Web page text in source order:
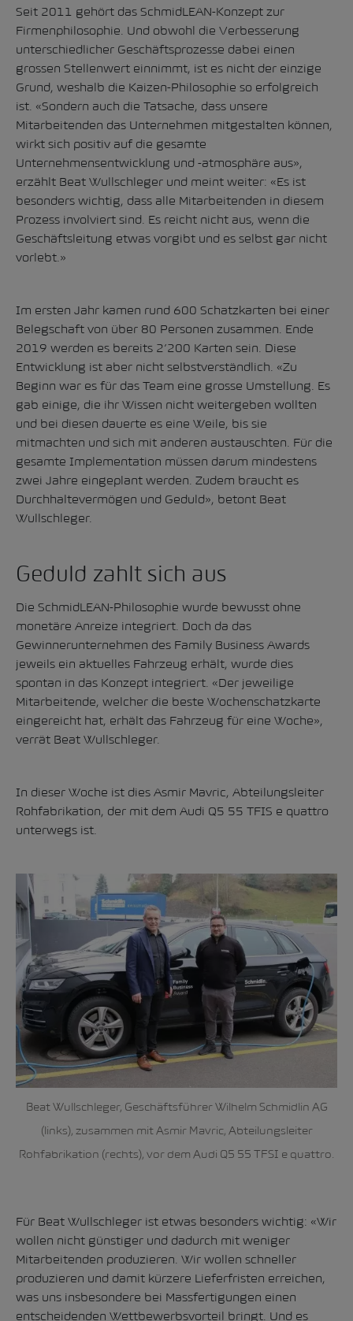
Seit 2011 gehört das SchmidLEAN-Konzept zur
Firmenphilosophie. Und obwohl die Verbesserung
unterschiedlicher Geschäftsprozesse dabei einen
grossen Stellenwert einnimmt, ist es nicht der einzige
Grund, weshalb die Kaizen-Philosophie so erfolgreich
ist. «Sondern auch die Tatsache, dass unsere
Mitarbeitenden das Unternehmen mitgestalten können,
wirkt sich positiv auf die gesamte
Unternehmensentwicklung und -atmosphäre aus»,
erzählt Beat Wullschleger und meint weiter: «Es ist
besonders wichtig, dass alle Mitarbeitenden in diesem
Prozess involviert sind. Es reicht nicht aus, wenn die
Geschäftsleitung etwas vorgibt und es selbst gar nicht
vorlebt.»
Im ersten Jahr kamen rund 600 Schatzkarten bei einer
Belegschaft von über 80 Personen zusammen. Ende
2019 werden es bereits 2’200 Karten sein. Diese
Entwicklung ist aber nicht selbstverständlich. «Zu
Beginn war es für das Team eine grosse Umstellung. Es
gab einige, die ihr Wissen nicht weitergeben wollten
und bei diesen dauerte es eine Weile, bis sie
mitmachten und sich mit anderen austauschten. Für die
gesamte Implementation müssen darum mindestens
zwei Jahre eingeplant werden. Zudem braucht es
Durchhaltevermögen und Geduld», betont Beat
Wullschleger.
Geduld zahlt sich aus
Die SchmidLEAN-Philosophie wurde bewusst ohne
monetäre Anreize integriert. Doch da das
Gewinnerunternehmen des Family Business Awards
jeweils ein aktuelles Fahrzeug erhält, wurde dies
spontan in das Konzept integriert. «Der jeweilige
Mitarbeitende, welcher die beste Wochenschatzkarte
eingereicht hat, erhält das Fahrzeug für eine Woche»,
verrät Beat Wullschleger.
In dieser Woche ist dies Asmir Mavric, Abteilungsleiter
Rohfabrikation, der mit dem Audi Q5 55 TFIS e quattro
unterwegs ist.
Beat Wullschleger, Geschäftsführer Wilhelm Schmidlin AG
(links), zusammen mit Asmir Mavric, Abteilungsleiter
Rohfabrikation (rechts), vor dem Audi Q5 55 TFSI e quattro.
Für Beat Wullschleger ist etwas besonders wichtig: «Wir
wollen nicht günstiger und dadurch mit weniger
Mitarbeitenden produzieren. Wir wollen schneller
produzieren und damit kürzere Lieferfristen erreichen,
was uns insbesondere bei Massfertigungen einen
entscheidenden Wettbewerbsvorteil bringt. Und es